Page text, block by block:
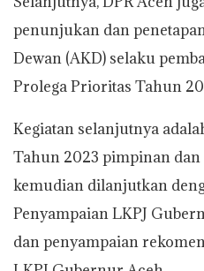
penunjukan dan
Dewan (AKD) selaku
Prolega Prioritas Tahun
Kegiatan selanjutnya
Tahun 2023 pimpinan dan
kemudian dilanjutkan
Penyampaian LKPJ
dan penyampaian